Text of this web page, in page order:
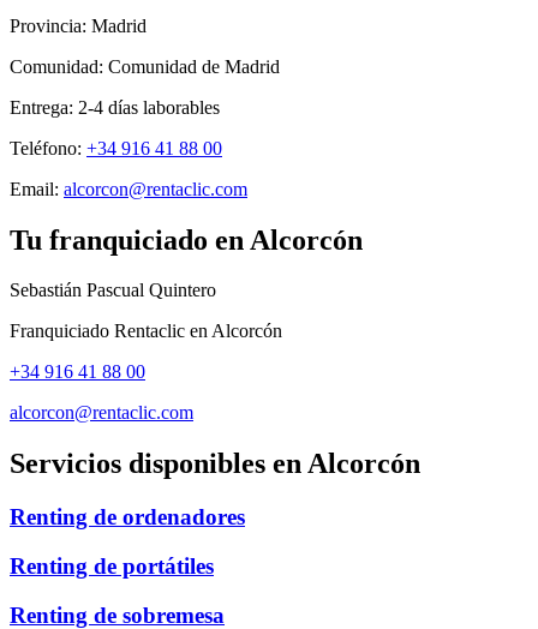
Provincia: Madrid
Comunidad: Comunidad de Madrid
Entrega: 2-4 días laborables
Teléfono: +34 916 41 88 00
Email: alcorcon@rentaclic.com
Tu franquiciado en Alcorcón
Sebastián Pascual Quintero
Franquiciado Rentaclic enAlcorcón
+34 916 41 88 00
alcorcon@rentaclic.com
Servicios disponibles enAlcorcón
Renting de ordenadores
Renting de portátiles
Renting de sobremesa